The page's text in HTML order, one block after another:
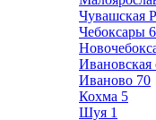
Чувашская
Чебоксары
Ивановская
Иваново 70
Кохма 5
Шуя 1